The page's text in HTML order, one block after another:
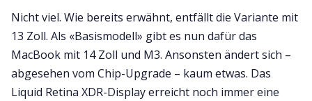
Nicht viel. Wie bereits erwähnt, entfällt die Variante mit
13 Zoll. Als «Basismodell» gibt es nun dafür das
MacBook mit 14 Zoll und M3. Ansonsten ändert sich –
abgesehen vom Chip-Upgrade – kaum etwas. Das
Liquid Retina XDR-Display erreicht noch immer eine